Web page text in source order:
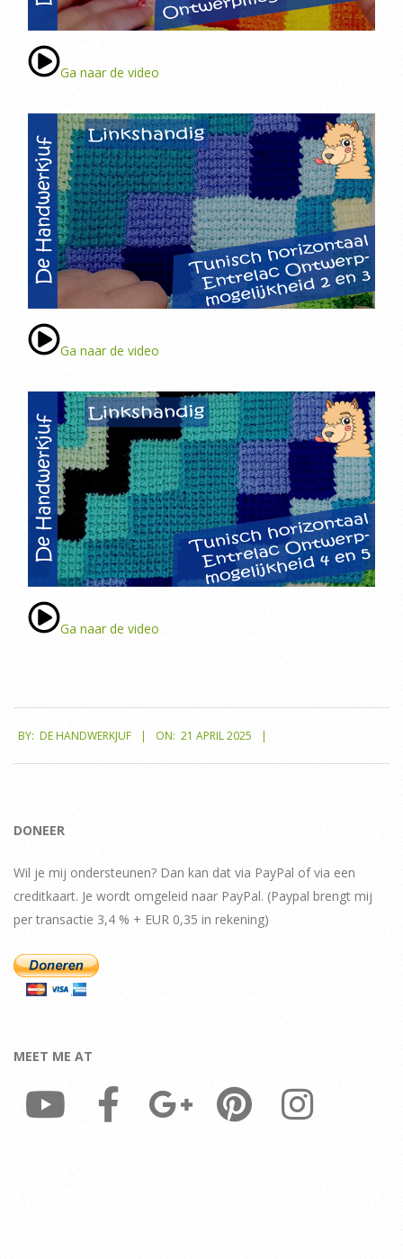
Ga naar de video
Ga naar de video
Ga naar de video
04-
21
BY: DE HANDWERKJUF ON: 21 APRIL 2025
DONEER
Wil je mij ondersteunen? Dan kan dat via PayPal of via een
creditkaart. Je wordt omgeleid naar PayPal. (Paypal brengt mij
per transactie 3,4 % + EUR 0,35 in rekening)
MEET ME AT